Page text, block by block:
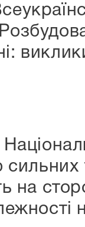
сильних
на